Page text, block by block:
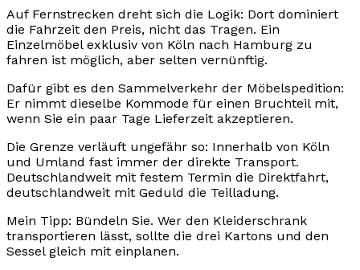
Auf Fernstrecken dreht sich die Logik: Dort dominiert
die Fahrzeit den Preis, nicht das Tragen. Ein
Einzelmöbel exklusiv von Köln nach Hamburg zu
fahren ist möglich, aber selten vernünftig.
Dafür gibt es den Sammelverkehr der Möbelspedition:
Er nimmt dieselbe Kommode für einen Bruchteil mit,
wenn Sie ein paar Tage Lieferzeit akzeptieren.
Die Grenze verläuft ungefähr so: Innerhalb von Köln
und Umland fast immer der direkte Transport.
Deutschlandweit mit festem Termin die Direktfahrt,
deutschlandweit mit Geduld die Teilladung.
Mein Tipp: Bündeln Sie. Wer den Kleiderschrank
transportieren lässt, sollte die drei Kartons und den
Sessel gleich mit einplanen.